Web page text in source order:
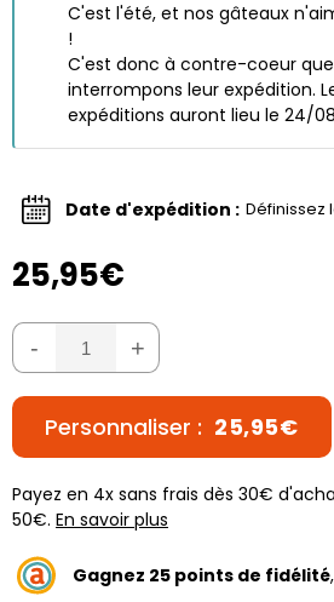
C'est l'été, et nos gâteaux
!
C'est donc à contre-coeur
interrompons leur expédition.
expéditions auront lieu le 24/
Date d'expédition : Définissez
25,95€
- +
Personnaliser : 25,95€
Payez en 4x sans frais dès 30€
50€. En savoir plus
Gagnez 25 points de fidélité,